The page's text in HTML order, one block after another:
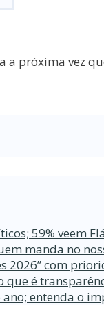
a próxima vez
59% veem
manda no
2026” com
que é
entenda o